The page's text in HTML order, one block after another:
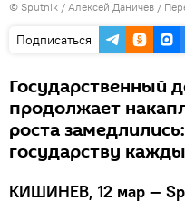
© Sputnik / Алексей Даничев /
Подписаться
Государственный
продолжает
роста
государству
КИШИНЕВ, 12 мар —